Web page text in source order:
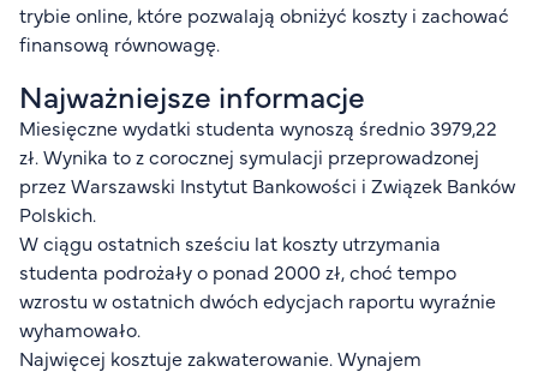
Nasi wykładowcy
Strefa wiedzy
Kontakt
Górny pasek
Rekrutacja
Platforma zdalnego nauczania
Wirtualny Pokój Studenta
trybie online, które pozwalają obniżyć koszty i zachować
finansową równowagę.
Najważniejsze informacje
Miesięczne wydatki studenta wynoszą średnio 3979,22
zł. Wynika to z corocznej symulacji przeprowadzonej
przez Warszawski Instytut Bankowości i Związek Banków
Polskich.
W ciągu ostatnich sześciu lat koszty utrzymania
studenta podrożały o ponad 2000 zł, choć tempo
wzrostu w ostatnich dwóch edycjach raportu wyraźnie
wyhamowało.
Najwięcej kosztuje zakwaterowanie. Wynajem